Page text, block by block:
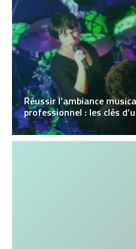
Réussir l’ambiance
professionnel : les clés